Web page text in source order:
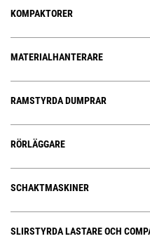
KOMPAKTORER
MATERIALHANTERARE
RAMSTYRDA DUMPRAR
RÖRLÄGGARE
SCHAKTMASKINER
SLIRSTYRDA LASTARE OCH